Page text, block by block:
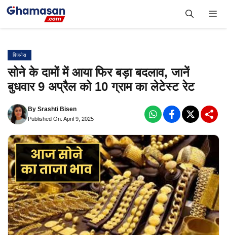
Skip
बिजनेस
सोने के दामों में आया फिर बड़ा बदलाव, जानें
बुधवार 9 अप्रैल को 10 ग्राम का लेटेस्ट रेट
By Srashti Bisen
Published On: April 9, 2025